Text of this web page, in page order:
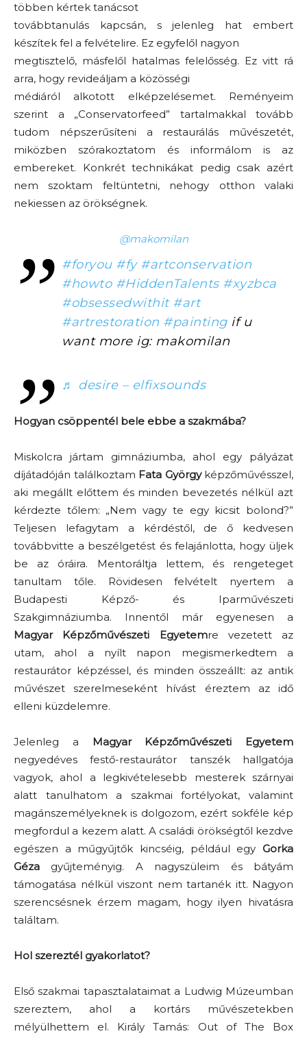
többen kértek tanácsot
továbbtanulás kapcsán, s jelenleg hat embert
készítek fel a felvételire. Ez egyfelől nagyon
megtisztelő, másfelől hatalmas felelősség. Ez vitt rá
arra, hogy revideáljam a közösségi
médiáról alkotott elképzelésemet. Reményeim
szerint a „Conservatorfeed” tartalmakkal tovább
tudom népszerűsíteni a restaurálás művészetét,
miközben szórakoztatom és informálom is az
embereket. Konkrét technikákat pedig csak azért
nem szoktam feltüntetni, nehogy otthon valaki
nekiessen az örökségnek.
@makomilan
#foryou #fy #artconservation
#howto #HiddenTalents #xyzbca
#obsessedwithit #art
#artrestoration #paintingif u
want more ig: makomilan
♬ desire – elfixsounds
Hogyan csöppentél bele ebbe a szakmába?
Miskolcra jártam gimnáziumba, ahol egy pályázat
díjátadóján találkoztam Fata Györgyképzőművésszel,
aki megállt előttem és minden bevezetés nélkül azt
kérdezte tőlem: „Nem vagy te egy kicsit bolond?”
Teljesen lefagytam a kérdéstől, de ő kedvesen
továbbvitte a beszélgetést és felajánlotta, hogy üljek
be az óráira. Mentoráltja lettem, és rengeteget
tanultam tőle. Rövidesen felvételt nyertem a
Budapesti Képző- és Iparművészeti
Szakgimnáziumba. Innentől már egyenesen a
Magyar Képzőművészeti Egyetemre vezetett az
utam, ahol a nyílt napon megismerkedtem a
restaurátor képzéssel, és minden összeállt: az antik
művészet szerelmeseként hívást éreztem az idő
elleni küzdelemre.
Jelenleg a Magyar Képzőművészeti Egyetem
negyedéves festő-restaurátor tanszék hallgatója
vagyok, ahol a legkivételesebb mesterek szárnyai
alatt tanulhatom a szakmai fortélyokat, valamint
magánszemélyeknek is dolgozom, ezért sokféle kép
megfordul a kezem alatt. A családi örökségtől kezdve
egészen a műgyűjtők kincséig, például egy Gorka
Géza gyűjteményig. A nagyszüleim és bátyám
támogatása nélkül viszont nem tartanék itt. Nagyon
szerencsésnek érzem magam, hogy ilyen hivatásra
találtam.
Hol szereztél gyakorlatot?
Első szakmai tapasztalataimat a Ludwig Múzeumban
szereztem, ahol a kortárs művészetekben
mélyülhettem el. Király Tamás: Out of The Box